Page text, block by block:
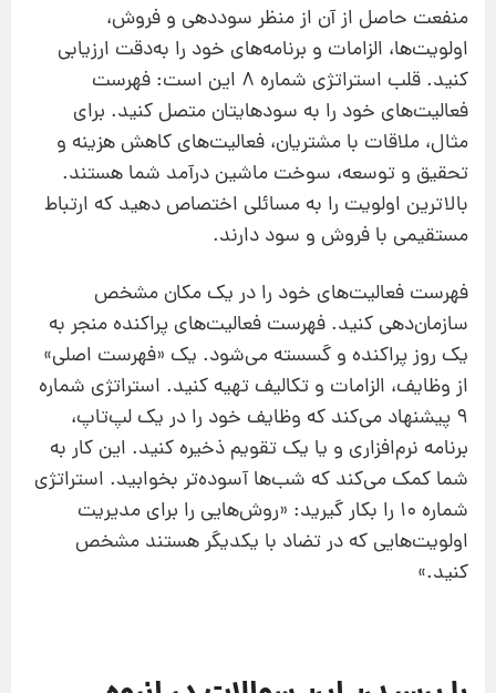
منفعت حاصل از آن از منظر سوددهی و فروش،
اولویت‌ها، الزامات و برنامه‌های خود را به‌دقت ارزیابی
کنید. قلب استراتژی شماره 8 این است: فهرست
فعالیت‌های خود را به سودهایتان متصل کنید. برای
مثال، ملاقات با مشتریان، فعالیت‌های کاهش هزینه و
تحقیق و توسعه، سوخت ماشین درآمد شما هستند.
بالاترین اولویت را به مسائلی اختصاص دهید که ارتباط
مستقیمی با فروش و سود دارند.
فهرست فعالیت‌های خود را در یک مکان مشخص
سازمان‌دهی کنید. فهرست فعالیت‌های پراکنده منجر به
یک روز پراکنده و گسسته می‌شود. یک «فهرست اصلی»
از وظایف، الزامات و تکالیف تهیه کنید. استراتژی شماره
9 پیشنهاد می‌کند که وظایف خود را در یک لپ‌تاپ،
برنامه نرم‌افزاری و یا یک تقویم ذخیره کنید. این کار به
شما کمک می‌کند که شب‌ها آسوده‌تر بخوابید. استراتژی
شماره 10 را بکار گیرید: «روش‌هایی را برای مدیریت
اولویت‌هایی که در تضاد با یکدیگر هستند مشخص
کنید.»